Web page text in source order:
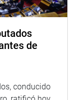
de
conducido